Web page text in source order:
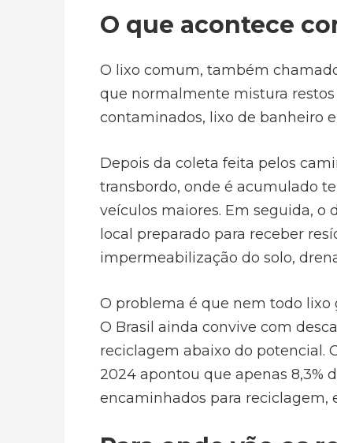
O que acontece
O lixo comum, também
que normalmente mistura
contaminados, lixo de banheiro
Depois da coleta feita pelos
transbordo, onde é acumulado
veículos maiores. Em seguida, o
local preparado para receber
impermeabilização do solo,
O problema é que nem todo lixo
O Brasil ainda convive com
reciclagem abaixo do potencial.
2024 apontou que apenas 8,3%
encaminhados para reciclagem,